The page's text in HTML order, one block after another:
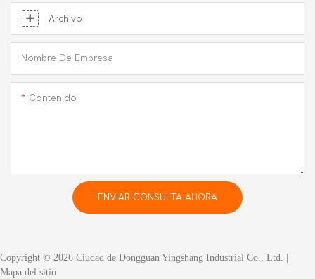
Archivo
Nombre De Empresa
Contenido
ENVIAR CONSULTA AHORA
Copyright © 2026 Ciudad de Dongguan Yingshang Industrial Co., Ltd. |
Mapa del sitio